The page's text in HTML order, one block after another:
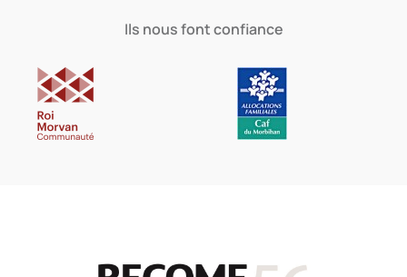
Ils nous font confiance